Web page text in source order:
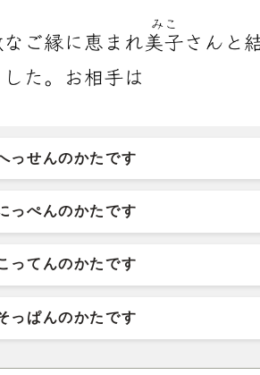
っせんのかたです
っぺんのかたです
ってんのかたです
っぱんのかたです